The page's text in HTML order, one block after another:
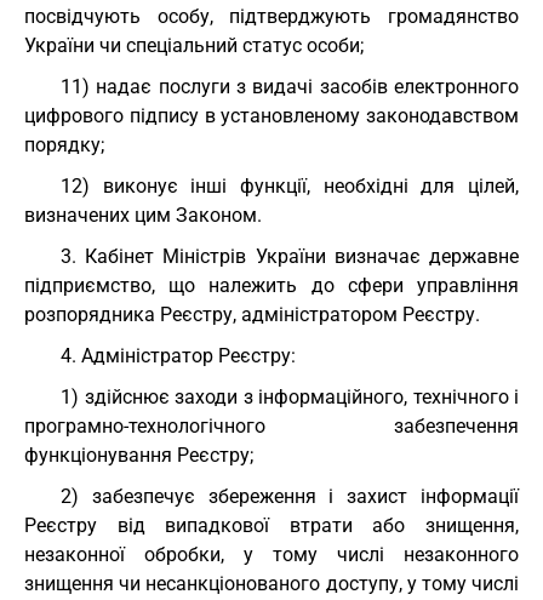
посвідчують особу, підтверджують громадянство
України чи спеціальний статус особи;
11) надає послуги з видачі засобів електронного
цифрового підпису в установленому законодавством
порядку;
12) виконує інші функції, необхідні для цілей,
визначених цим Законом.
3. Кабінет Міністрів України визначає державне
підприємство, що належить до сфери управління
розпорядника Реєстру, адміністратором Реєстру.
4. Адміністратор Реєстру:
1) здійснює заходи з інформаційного, технічного і
програмно-технологічного забезпечення
функціонування Реєстру;
2) забезпечує збереження і захист інформації
Реєстру від випадкової втрати або знищення,
незаконної обробки, у тому числі незаконного
знищення чи несанкціонованого доступу, у тому числі